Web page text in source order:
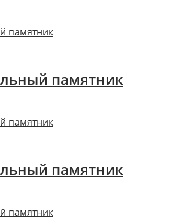
памятник
памятник